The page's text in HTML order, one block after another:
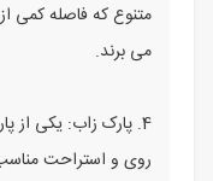
متنوع که فاصله کمی
می‌ برند.
4. پارک زاب: یکی از
روی و استراحت